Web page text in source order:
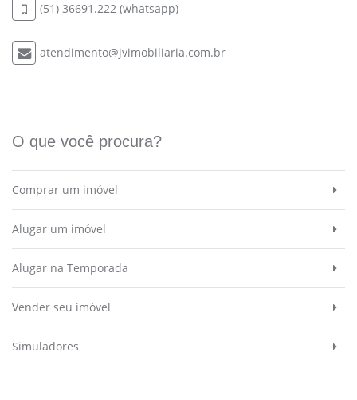
(51) 36691.222 (whatsapp)
atendimento@jvimobiliaria.com.br
O que você procura?
Comprar um imóvel
Alugar um imóvel
Alugar na Temporada
Vender seu imóvel
Simuladores